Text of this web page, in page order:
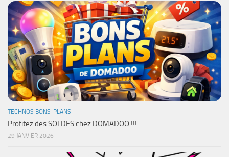
TECHNOS BONS-PLANS
Profitez des SOLDES chez DOMADOO !!!
29 JANVIER 2026